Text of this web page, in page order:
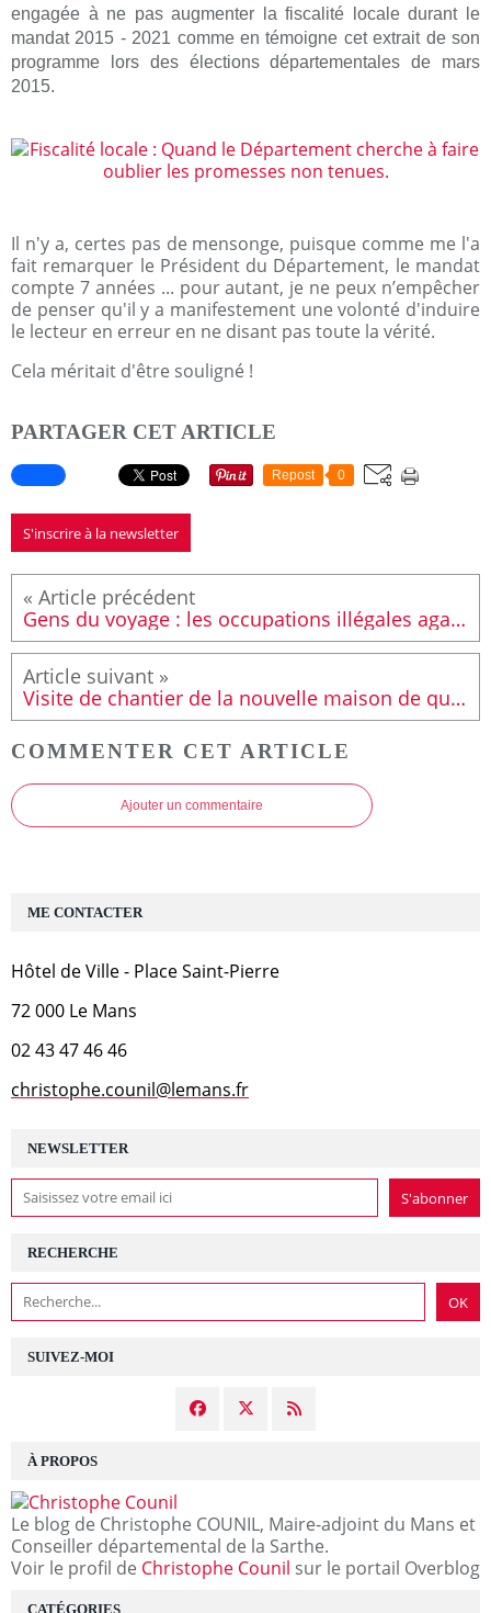
engagée à ne pas augmenter la fiscalité locale durant le
mandat 2015 - 2021 comme en témoigne cet extrait de son
programme lors des élections départementales de mars
2015.
Il n'y a, certes pas de mensonge, puisque comme me l'a
fait remarquer le Président du Département, le mandat
compte 7 années ... pour autant, je ne peux n’empêcher
de penser qu'il y a manifestement une volonté d'induire
le lecteur en erreur en ne disant pas toute la vérité.
Cela méritait d'être souligné !
PARTAGER CET ARTICLE
Repost 0
S'inscrire à la newsletter
Gens du voyage : les occupations illégales agacent
Visite de chantier de la nouvelle maison de quartier de La Madeleine
COMMENTER CET ARTICLE
Ajouter un commentaire
NEWSLETTER
SUIVEZ-MOI
RECHERCHE
À PROPOS
Le blog de Christophe COUNIL, Maire-adjoint du Mans et
Conseiller départemental de la Sarthe.
Voir le profil de Christophe Counil sur le portail Overblog
CATÉGORIES
ME CONTACTER
Hôtel de Ville - Place Saint-Pierre
72 000 Le Mans
02 43 47 46 46
christophe.counil@lemans.fr